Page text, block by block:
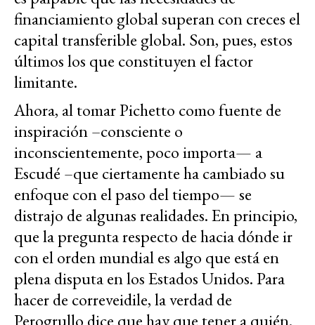
financiamiento global superan con creces el
capital transferible global. Son, pues, estos
últimos los que constituyen el factor
limitante.
Ahora, al tomar Pichetto como fuente de
inspiración –consciente o
inconscientemente, poco importa— a
Escudé –que ciertamente ha cambiado su
enfoque con el paso del tiempo— se
distrajo de algunas realidades. En principio,
que la pregunta respecto de hacia dónde ir
con el orden mundial es algo que está en
plena disputa en los Estados Unidos. Para
hacer de correveidile, la verdad de
Perogrullo dice que hay que tener a quién.